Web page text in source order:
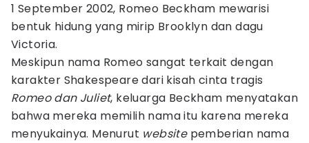
1 September 2002, Romeo Beckham mewarisi
bentuk hidung yang mirip Brooklyn dan dagu
Victoria.
Meskipun nama Romeo sangat terkait dengan
karakter Shakespeare dari kisah cinta tragis
Romeo dan Juliet, keluarga Beckham menyatakan
bahwa mereka memilih nama itu karena mereka
menyukainya. Menurut websitepemberian nama